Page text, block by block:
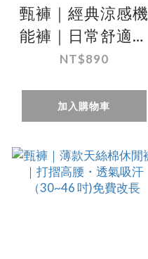
甄褲｜經典涼感機
能褲｜日常舒適版
｜無摺中高腰・超
鬆緊褲頭可選
（30~43吋)免費
改長
NT$890
加入購物車